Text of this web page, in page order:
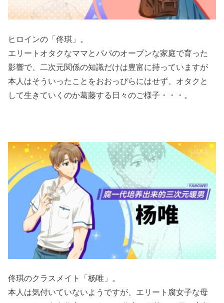
ヒロインの「佟琪」。
エリートオタクなママとパパのオープンな家庭で育った
影響で、二次元関係の知識だけは豊富に持っていますが
本人はそういったことをおおっぴらにはせず、オタクと
して生きていくのか葛藤する日々のご様子・・・。
佟琪のクラスメイト「杨唯」。
本人は気付いていないようですが、エリート腐女子な母